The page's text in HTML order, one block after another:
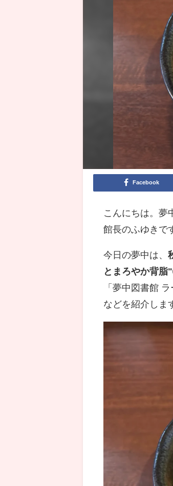
Facebook
こんにちは。夢
館長のふゆきで
今日の夢中は、
とまろやか背脂
「夢中図書館
などを紹介しま